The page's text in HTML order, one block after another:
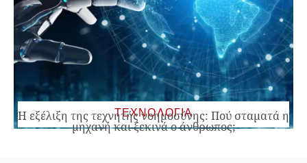
ΤΕΧΝΟΛΟΓΙΑ
Η εξέλιξη της τεχνητής νοημοσύνης: Πού σταματά η
μηχανή και ξεκινά ο άνθρωπος;